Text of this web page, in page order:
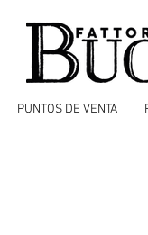
PUNTOS DE VENTA